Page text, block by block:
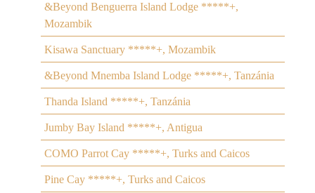
&Beyond Benguerra Island Lodge *****+,
Mozambik
Kisawa Sanctuary *****+, Mozambik
&Beyond Mnemba Island Lodge *****+, Tanzánia
Thanda Island *****+, Tanzánia
Jumby Bay Island *****+, Antigua
COMO Parrot Cay *****+, Turks and Caicos
Pine Cay *****+, Turks and Caicos